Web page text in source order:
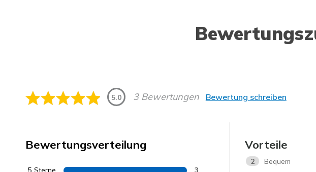
5.0 3 Bewertungen Bewertung schreiben
Bewertungsverteilung
3
Vorteile
2 Bequem